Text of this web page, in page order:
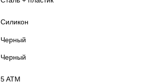
Силикон
Черный
Черный
5 ATM